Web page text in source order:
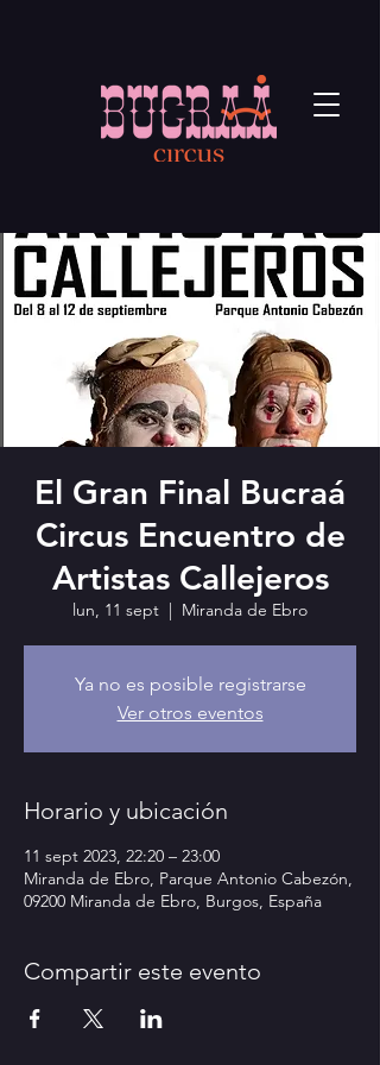
El Gran Final Bucraá
Circus Encuentro de
Artistas Callejeros
lun, 11 sept
  |
Miranda de Ebro
Ya no es posible registrarse
Ver otros eventos
Horario y ubicación
11 sept 2023, 22:20 – 23:00
Miranda de Ebro, Parque Antonio Cabezón,
09200 Miranda de Ebro, Burgos, España
Compartir este evento